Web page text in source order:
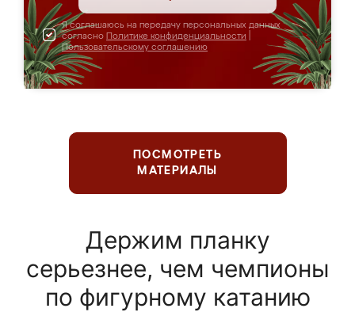
Я соглашаюсь на передачу персональных данных
согласно Политике конфиденциальности
Пользовательскому соглашению
ПОСМОТРЕТЬ
МАТЕРИАЛЫ
Держим планку
серьезнее, чем чемпионы
по фигурному катанию